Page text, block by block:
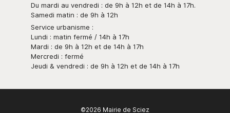
Du mardi au vendredi : de 9h à 12h et de 14h à 17h.
Samedi matin : de 9h à 12h
Service urbanisme :
Lundi : matin fermé / 14h à 17h
Mardi : de 9h à 12h et de 14h à 17h
Mercredi : fermé
Jeudi & vendredi : de 9h à 12h et de 14h à 17h
©2026 Mairie de Sciez